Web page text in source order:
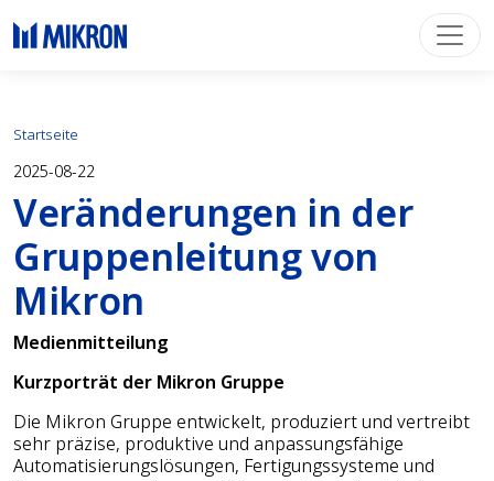
Startseite
2025-08-22
Veränderungen in der
Gruppenleitung von
Mikron
Medienmitteilung
Kurzporträt der Mikron Gruppe
Die Mikron Gruppe entwickelt, produziert und vertreibt
sehr präzise, produktive und anpassungsfähige
Automatisierungslösungen, Fertigungssysteme und